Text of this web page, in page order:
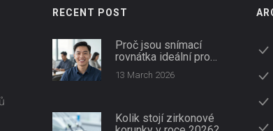
RECENT POST
Proč jsou snímací
rovnátka ideální pro
dospělé
13 March 2026
Kolik stojí zirkonové